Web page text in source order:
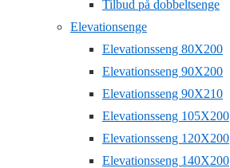
Tilbud på dobbeltsenge
Elevationsenge
Elevationsseng 80X200
Elevationsseng 90X200
Elevationsseng 90X210
Elevationsseng 105X200
Elevationsseng 120X200
Elevationsseng 140X200